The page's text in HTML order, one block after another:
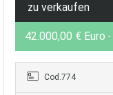
zu verkaufen
42.000,00 € Euro
Cod.774